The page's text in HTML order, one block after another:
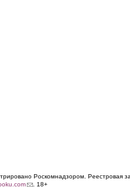
Роскомнадзором. Реестровая
(link sends e-mail)
. 18+